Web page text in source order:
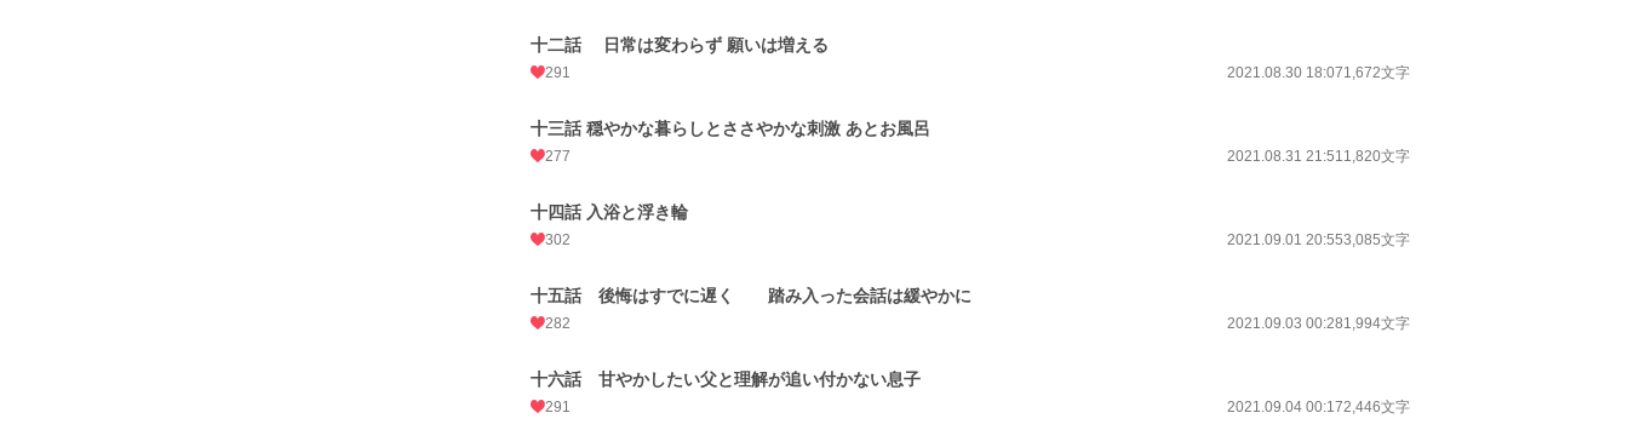
十二話 日常は変わらず 願いは増える
291 2021.08.30 18:071,672文字
十三話 穏やかな暮らしとささやかな刺激 あとお風呂
277 2021.08.31 21:511,820文字
十四話 入浴と浮き輪
302 2021.09.01 20:553,085文字
十五話 後悔はすでに遅く 踏み入った会話は緩やかに
282 2021.09.03 00:281,994文字
十六話 甘やかしたい父と理解が追い付かない息子
291 2021.09.04 00:172,446文字